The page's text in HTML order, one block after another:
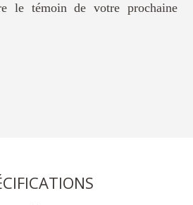
le témoin de votre prochaine